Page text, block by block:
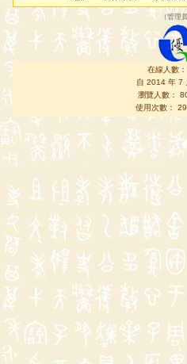
（管理員
在線人數
自 2014 年 7
瀏覽人數：
使用次數：